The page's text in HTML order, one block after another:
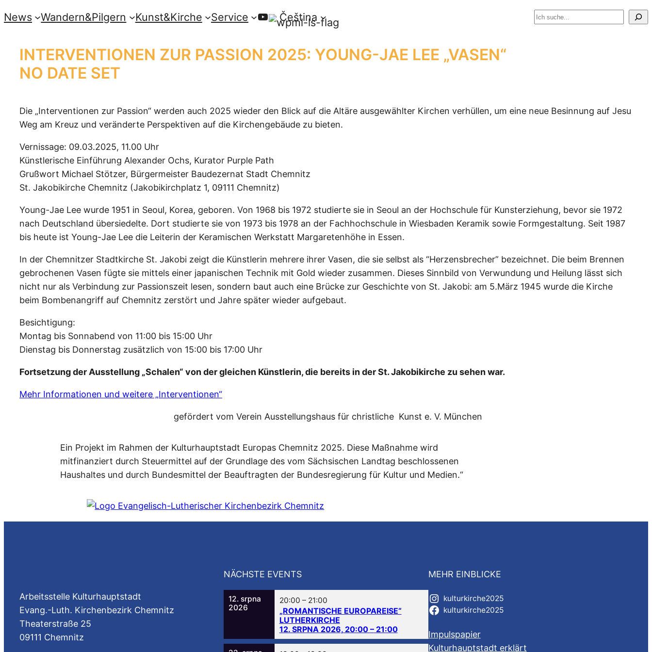
na
News Wandern&Pilgern Kunst&Kirche Service YouTube
Čeština Suchen
INTERVENTIONEN ZUR PASSION 2025: YOUNG-JAE LEE „VASEN“
NO DATE SET
Die „Interventionen zur Passion“ werden auch 2025 wieder den Blick auf die Altäre ausgewählter Kirchen verhüllen, um eine neue Besinnung auf Jesu
Weg am Kreuz und veränderte Perspektiven auf die Kirchengebäude zu bieten.
Vernissage: 09.03.2025, 11.00 Uhr
Künstlerische Einführung Alexander Ochs, Kurator Purple Path
Grußwort Michael Stötzer, Bürgermeister Baudezernat Stadt Chemnitz
St. Jakobikirche Chemnitz (Jakobikirchplatz 1, 09111 Chemnitz)
Young-Jae Lee wurde 1951 in Seoul, Korea, geboren. Von 1968 bis 1972 studierte sie in Seoul an der Hochschule für Kunsterziehung, bevor sie 1972
nach Deutschland übersiedelte. Dort studierte sie von 1973 bis 1978 an der Fachhochschule in Wiesbaden Keramik sowie Formgestaltung. Seit 1987
bis heute ist Young-Jae Lee die Leiterin der Keramischen Werkstatt Margaretenhöhe in Essen.
In der Chemnitzer Stadtkirche St. Jakobi zeigt die Künstlerin mehrere ihrer Vasen, die sie selbst als “Herzensbrecher” bezeichnet. Die beim Brennen
gebrochenen Vasen fügte sie mittels einer japanischen Technik mit Gold wieder zusammen. Dieses Sinnbild von Verwundung und Heilung lässt sich
nicht nur als Verbindung zur Passionszeit lesen, sondern baut auch eine Brücke zur Geschichte von St. Jakobi: am 5.März 1945 wurde die Kirche
beim Bombenangriff auf Chemnitz zerstört und Jahre später wieder aufgebaut.
Besichtigung:
Montag bis Sonnabend von 11:00 bis 15:00 Uhr
Dienstag bis Donnerstag zusätzlich von 15:00 bis 17:00 Uhr
Fortsetzung der Ausstellung „Schalen“ von der gleichen Künstlerin, die bereits in der St. Jakobikirche zu sehen war.
Mehr Informationen und weitere „Interventionen“
gefördert vom Verein Ausstellungshaus für christliche Kunst e. V. München
Ein Projekt im Rahmen der Kulturhauptstadt Europas Chemnitz 2025. Diese Maßnahme wird
mitfinanziert durch Steuermittel auf der Grundlage des vom Sächsischen Landtag beschlossenen
Haushaltes und durch Bundesmittel der Beauftragten der Bundesregierung für Kultur und Medien.“
Arbeitsstelle Kulturhauptstadt
Evang.-Luth. Kirchenbezirk Chemnitz
Theaterstraße 25
09111 Chemnitz
NÄCHSTE EVENTS
12. srpna
2026
20:00 –21:00
„ROMANTISCHE EUROPAREISE“
LUTHERKIRCHE
12. SRPNA 2026, 20:00 –21:00
MEHR EINBLICKE
kulturkirche2025
kulturkirche2025
Impulspapier
Kulturhauptstadt erklärt